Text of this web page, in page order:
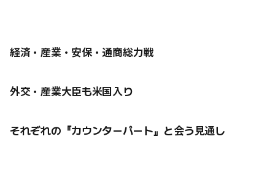
経済・産業・安保・通商総力戦
外交・産業大臣も米国入り
それぞれの『カウンターパート』と会う見通し